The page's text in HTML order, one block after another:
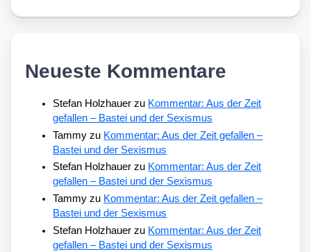
Neueste Kommentare
Stefan Holzhauer zu Kommentar: Aus der Zeit
gefallen – Bastei und der Sexismus
Tammy zu Kommentar: Aus der Zeit gefallen –
Bastei und der Sexismus
Stefan Holzhauer zu Kommentar: Aus der Zeit
gefallen – Bastei und der Sexismus
Tammy zu Kommentar: Aus der Zeit gefallen –
Bastei und der Sexismus
Stefan Holzhauer zu Kommentar: Aus der Zeit
gefallen – Bastei und der Sexismus